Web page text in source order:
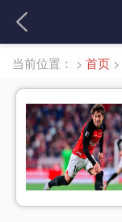
当前位置： > 首页 >